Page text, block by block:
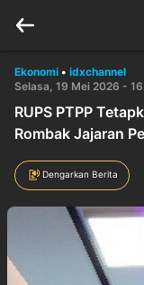
Ekonomi • idxchannel
Selasa, 19 Mei 2026 -
RUPS PTPP
Rombak Jajaran
Dengarkan Berita